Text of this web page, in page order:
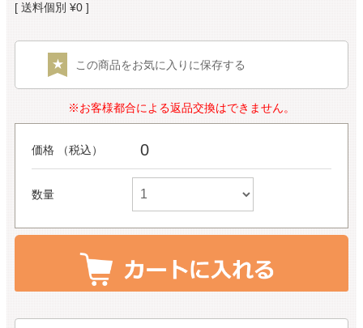
送料個別 ¥0
この商品をお気に入りに保存する
※お客様都合による返品交換はできません。
価格 （税込） 0
数量